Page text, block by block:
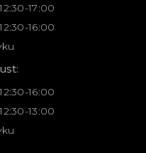
17:00
16:00
16:00
13:00